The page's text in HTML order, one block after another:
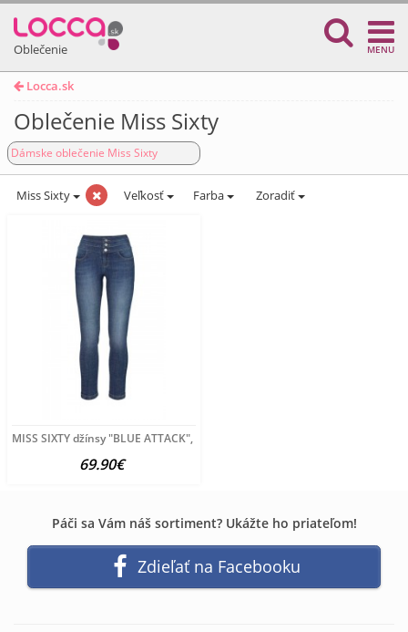
Oblečenie MENU
Locca.sk
Oblečenie Miss Sixty
Dámske oblečenie Miss Sixty
Miss Sixty Veľkosť Farba Zoradiť
MISS SIXTY džínsy "BLUE ATTACK", modrá
69.90€
Páči sa Vám náš sortiment? Ukážte ho priateľom!
Zdieľať na Facebooku